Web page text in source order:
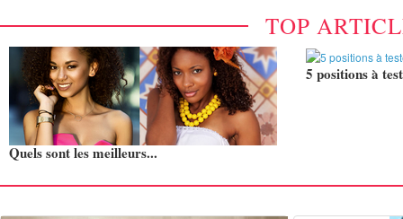
TOP
Quels sont les meilleurs...
5 positions à